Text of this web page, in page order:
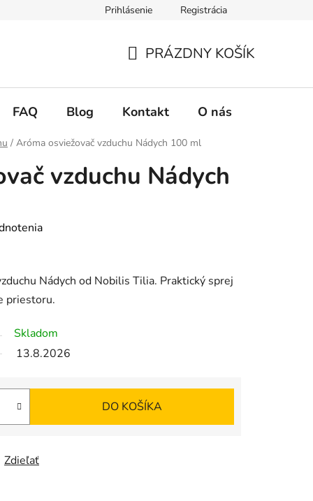
Podmienky ochrany osobných údajov
Prihlásenie Registrácia
KOŠÍK
PRÁZDNY KOŠÍK
FAQ Blog Kontakt O nás
/ Aróma osviežovač vzduchu Nádych 100 ml
vzduchu Nádych
Nádych od Nobilis Tilia. Praktický sprej
priestoru.
Skladom
13.8.2026
DO KOŠÍKA
Zdieľať